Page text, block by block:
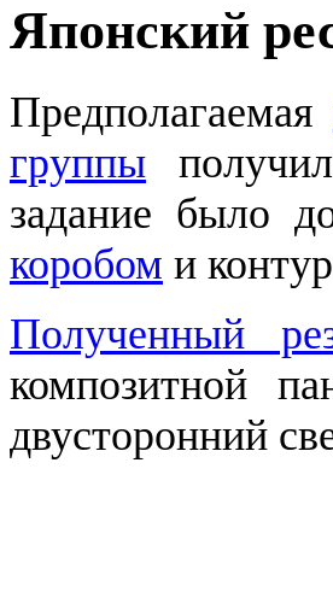
Японский
Предполагаемая
группы
задание было
коробом и
Полученный
композитной
двусторонний